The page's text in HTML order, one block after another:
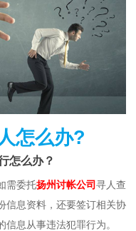
怎么办?
怎么办？
需委托扬州讨帐公司寻人查
信息资料，还要签订相关协
息从事违法犯罪行为。